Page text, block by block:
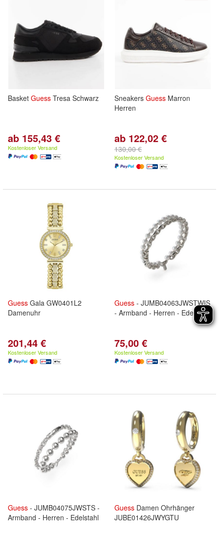
Basket Guess Tresa Schwarz
ab 155,43 €
Kostenloser Versand
Sneakers Guess Marron
Herren
ab 122,02 €
130,00 €
Kostenloser Versand
Guess Gala GW0401L2
Damenuhr
201,44 €
Kostenloser Versand
Guess - JUMB04063JWSTWIS
- Armband - Herren - Edelstahl
75,00 €
Kostenloser Versand
Guess - JUMB04075JWSTS -
Armband - Herren - Edelstahl
Guess Damen Ohrhänger
JUBE01426JWYGTU